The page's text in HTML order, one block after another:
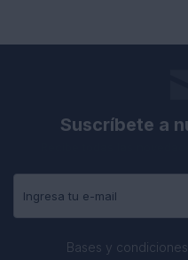
Suscríbete a
Bases y